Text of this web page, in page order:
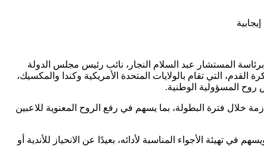
المستشار عبد السلام النجار، نائب رئيس مجلس الدولة
التي تقام بالولايات المتحدة الأمريكية وكندا والمكسيك،
خلال فترة البطولة، بما يسهم في رفع الروح المعنوية للاعبين
الأجواء المناسبة لأدائه، بعيدًا عن الانحياز للأندية أو